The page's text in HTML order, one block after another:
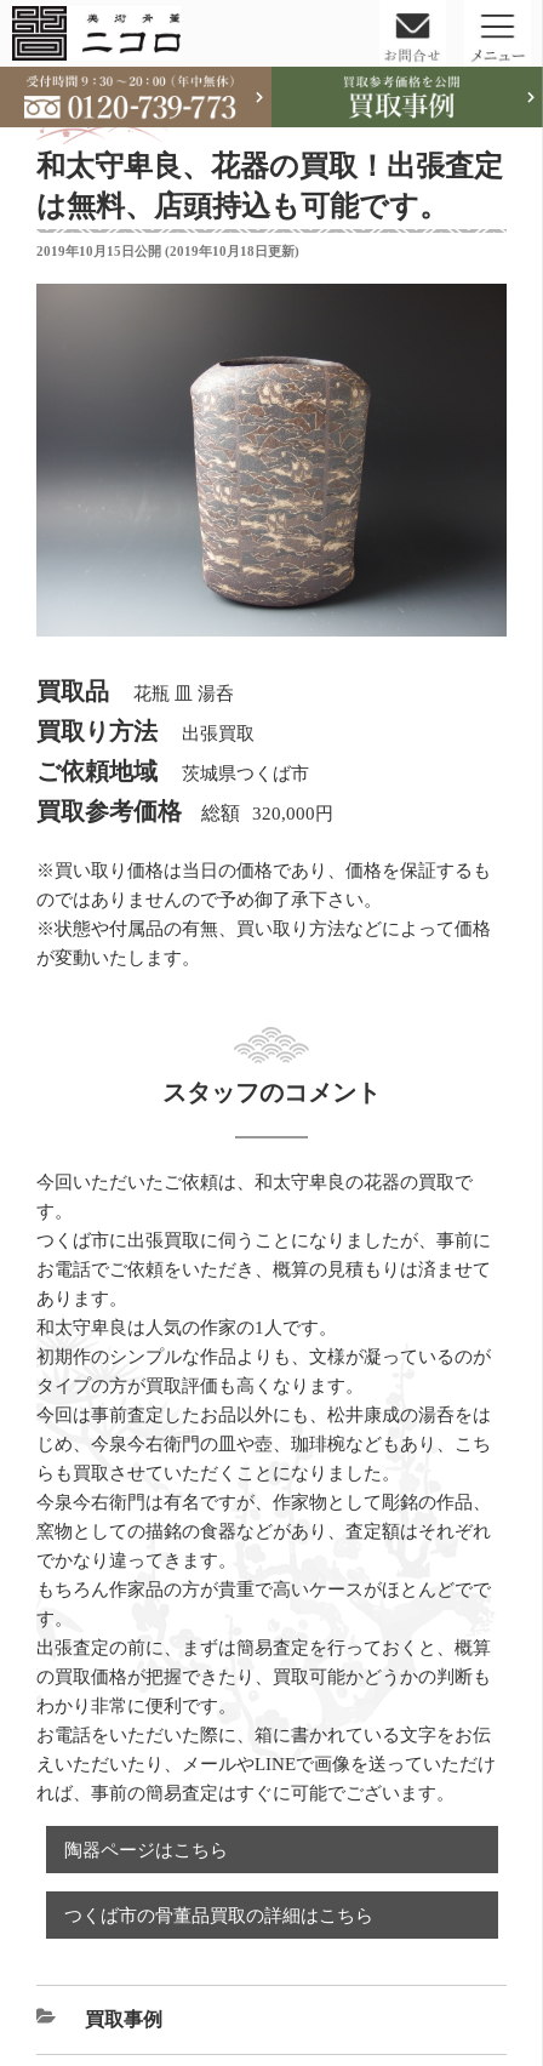
和太守卑良、花器の買取！出張査定
は無料、店頭持込も可能です。
投
2019年10月15日公開 (2019年10月18日更新)
買取品 花瓶 皿 湯呑
買取り方法 出張買取
ご依頼地域 茨城県つくば市
買取参考価格 320,000円
※買い取り価格は当日の価格であり、価格を保証するも
のではありませんので予め御了承下さい。
※状態や付属品の有無、買い取り方法などによって価格
が変動いたします。
スタッフのコメント
今回いただいたご依頼は、和太守卑良の花器の買取で
す。
つくば市に出張買取に伺うことになりましたが、事前に
お電話でご依頼をいただき、概算の見積もりは済ませて
あります。
和太守卑良は人気の作家の1人です。
初期作のシンプルな作品よりも、文様が凝っているのが
タイプの方が買取評価も高くなります。
今回は事前査定したお品以外にも、松井康成の湯呑をは
じめ、今泉今右衛門の皿や壺、珈琲椀などもあり、こち
らも買取させていただくことになりました。
今泉今右衛門は有名ですが、作家物として彫銘の作品、
窯物としての描銘の食器などがあり、査定額はそれぞれ
でかなり違ってきます。
もちろん作家品の方が貴重で高いケースがほとんどでで
す。
出張査定の前に、まずは簡易査定を行っておくと、概算
の買取価格が把握できたり、買取可能かどうかの判断も
わかり非常に便利です。
お電話をいただいた際に、箱に書かれている文字をお伝
えいただいたり、メールやLINEで画像を送っていただけ
れば、事前の簡易査定はすぐに可能でございます。
陶器ページはこちら
つくば市の骨董品買取の詳細はこちら
カ
テ
買取事例